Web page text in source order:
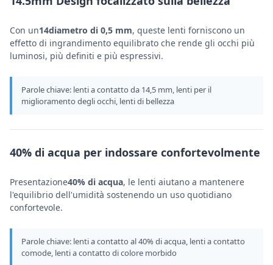
Con un14diametro di 0,5 mm, queste lenti forniscono un
effetto di ingrandimento equilibrato che rende gli occhi più
luminosi, più definiti e più espressivi.
Parole chiave: lenti a contatto da 14,5 mm, lenti per il
miglioramento degli occhi, lenti di bellezza
40% di acqua per indossare confortevolmente
Presentazione40% di acqua, le lenti aiutano a mantenere
l'equilibrio dell'umidità sostenendo un uso quotidiano
confortevole.
Parole chiave: lenti a contatto al 40% di acqua, lenti a contatto
comode, lenti a contatto di colore morbido